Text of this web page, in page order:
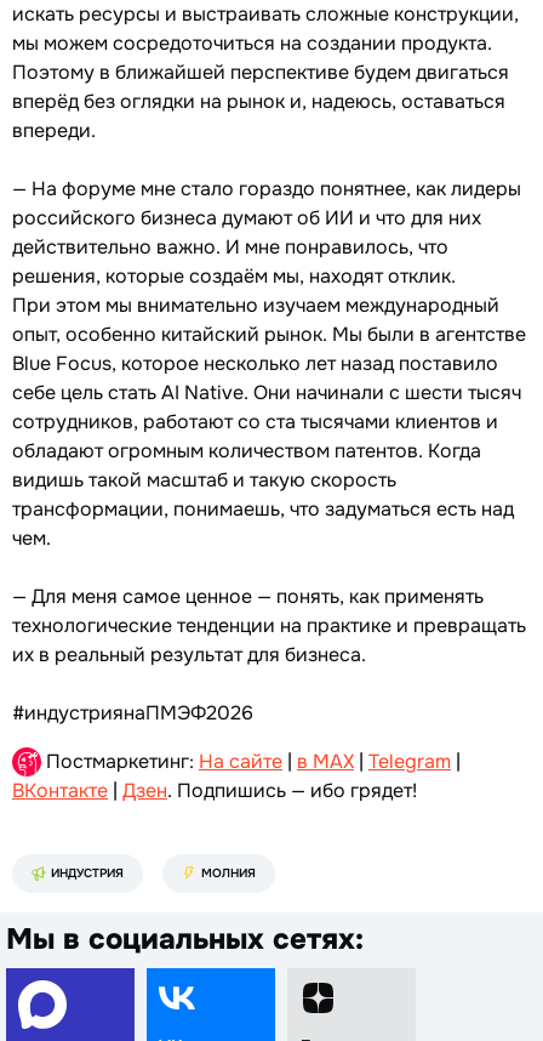
искать ресурсы и выстраивать сложные конструкции,
мы можем сосредоточиться на создании продукта.
Поэтому в ближайшей перспективе будем двигаться
вперёд без оглядки на рынок и, надеюсь, оставаться
впереди.
— На форуме мне стало гораздо понятнее, как лидеры
российского бизнеса думают об ИИ и что для них
действительно важно. И мне понравилось, что
решения, которые создаём мы, находят отклик.
При этом мы внимательно изучаем международный
опыт, особенно китайский рынок. Мы были в агентстве
Blue Focus, которое несколько лет назад поставило
себе цель стать AI Native. Они начинали с шести тысяч
сотрудников, работают со ста тысячами клиентов и
обладают огромным количеством патентов. Когда
видишь такой масштаб и такую скорость
трансформации, понимаешь, что задуматься есть над
чем.
— Для меня самое ценное — понять, как применять
технологические тенденции на практике и превращать
их в реальный результат для бизнеса.
#индустриянаПМЭФ2026
Постмаркетинг: На сайте | в MAX | Telegram |
ВКонтакте | Дзен. Подпишись — ибо грядет!
ИНДУСТРИЯ МОЛНИЯ
Мы в социальных сетях: